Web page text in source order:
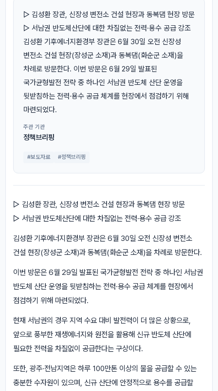
▷ 김성환 장관, 신장성 변전소 건설 현장과 동복댐 현장 방문
▷ 서남권 반도체산단에 대한 차질없는 전력·용수 공급 강조
김성환 기후에너지환경부 장관은 6월 30일 오전 신장성
변전소 건설 현장(장성군 소재)과 동복댐(화순군 소재)을
차례로 방문한다. 이번 방문은 6월 29일 발표된
국가균형발전 전략 중 하나인 서남권 반도체 산단 운영을
뒷받침하는 전력·용수 공급 체계를 현장에서 점검하기 위해
마련되었다.
주관 기관
정책브리핑
#보도자료 #정책브리핑
▷ 김성환 장관, 신장성 변전소 건설 현장과 동복댐 현장 방문
▷ 서남권 반도체산단에 대한 차질없는 전력·용수 공급 강조
김성환 기후에너지환경부 장관은 6월 30일 오전 신장성 변전소
건설 현장(장성군 소재)과 동복댐(화순군 소재)을 차례로 방문한다.
이번 방문은 6월 29일 발표된 국가균형발전 전략 중 하나인 서남권
반도체 산단 운영을 뒷받침하는 전력·용수 공급 체계를 현장에서
점검하기 위해 마련되었다.
현재 서남권의 경우 지역 수요 대비 발전력이 더 많은 상황으로,
앞으로 풍부한 재생에너지와 원전을 활용해 신규 반도체 산단에
필요한 전력을 차질없이 공급한다는 구상이다.
또한, 광주·전남지역은 하루 100만톤 이상의 물을 공급할 수 있는
충분한 수자원이 있으며, 신규 산단에 안정적으로 용수를 공급할